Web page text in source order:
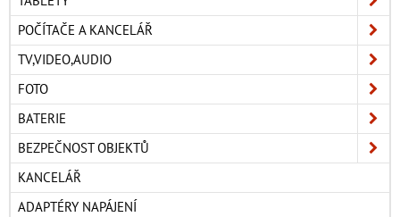
POČÍTAČE A KANCELÁŘ
TV,VIDEO,AUDIO
FOTO
BATERIE
BEZPEČNOST OBJEKTŮ
KANCELÁŘ
ADAPTÉRY NAPÁJENÍ